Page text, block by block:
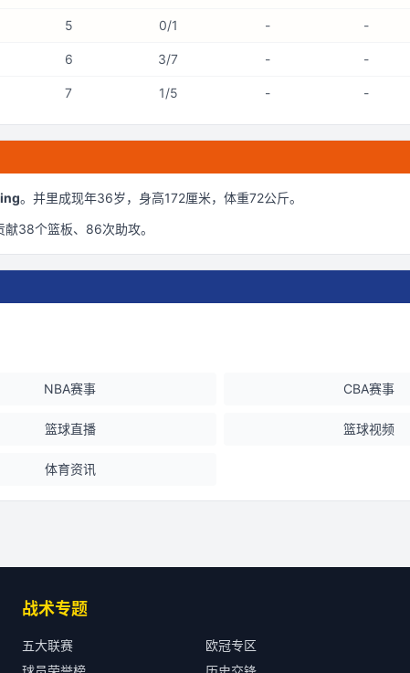
5 0/1 - -
6 3/7 - -
7 1/5 - -
。 并里成现年36岁，身高172厘米，体重72公斤。
献38个篮板、 86次助攻。
NBA赛事 CBA赛事
篮球直播 篮球视频
体育资讯
战术专题
五大联赛
欧冠专区